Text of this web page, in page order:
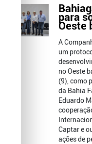
para
Oeste
A
um
no Oeste
(9), como
da Bahia
Eduardo
Captar e
ações de